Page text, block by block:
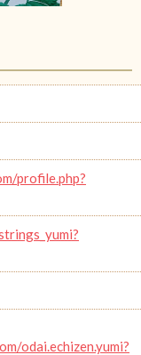
profile.php?
odai.echizen.yumi?